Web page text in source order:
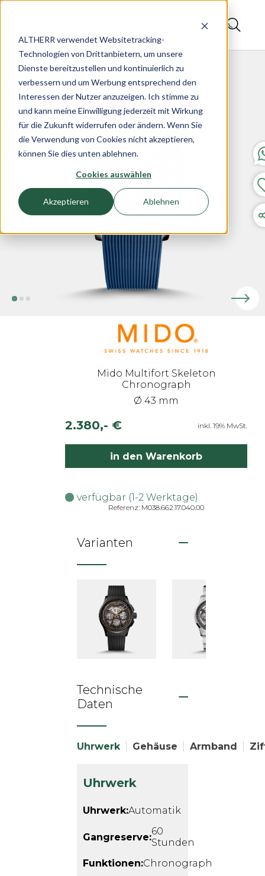
ALTHERR verwendet Websitetracking-
Technologien von Drittanbietern, um unsere
Dienste bereitzustellen und kontinuierlich zu
verbessern und um Werbung entsprechend den
Interessen der Nutzer anzuzeigen. Ich stimme zu
und kann meine Einwilligung jederzeit mit Wirkung
für die Zukunft widerrufen oder ändern. Wenn Sie
die Verwendung von Cookies nicht akzeptieren,
können Sie dies unten ablehnen.
Cookies auswählen
Akzeptieren Ablehnen
Mido Multifort Skeleton
Chronograph
Ø 43 mm
2.380,- € inkl. 19% MwSt.
in den Warenkorb
verfügbar (1-2 Werktage)
Referenz: M038.662.17.040.00
Varianten
Technische
Daten
Uhrwerk Gehäuse Armband
Uhrwerk
Uhrwerk:Automatik
Gangreserve:60
Stunden
Funktionen:Chronograph